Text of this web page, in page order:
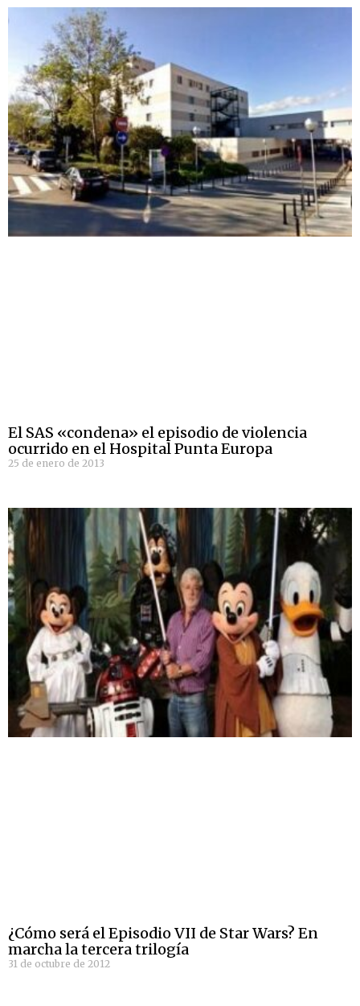
El SAS «condena» el episodio de violencia
ocurrido en el Hospital Punta Europa
25 de enero de 2013
¿Cómo será el Episodio VII de Star Wars? En
marcha la tercera trilogía
31 de octubre de 2012